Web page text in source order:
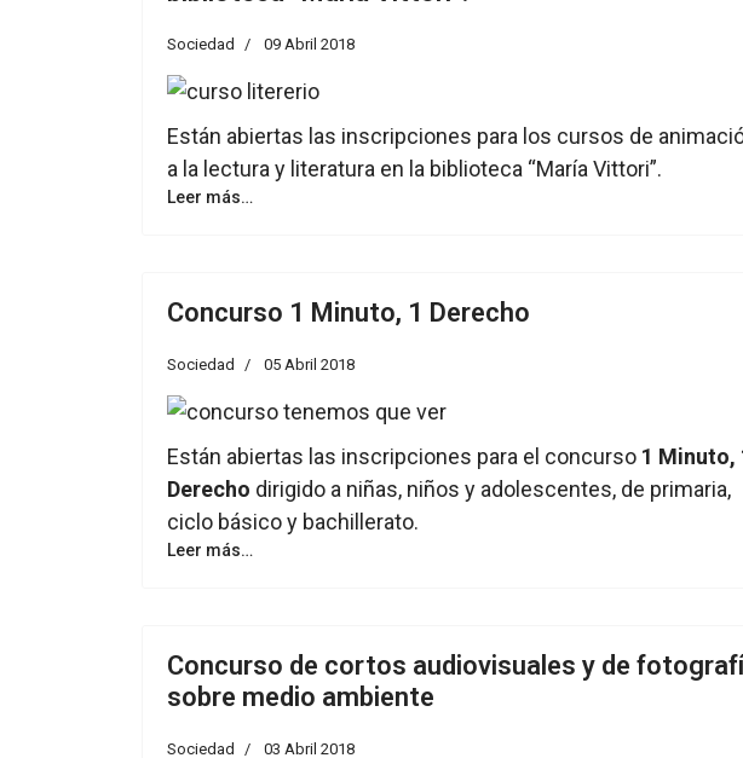
Sociedad 09 Abril 2018
Están abiertas las inscripciones para los cursos de
a la lectura y literatura en la biblioteca “María Vittori”.
Leer más…
Concurso 1 Minuto, 1 Derecho
Sociedad 05 Abril 2018
Están abiertas las inscripciones para el concurso 1 Minuto,
Derecho dirigido a niñas, niños y adolescentes, de primaria,
ciclo básico y bachillerato.
Leer más…
Concurso de cortos audiovisuales y de
sobre medio ambiente
Sociedad 03 Abril 2018